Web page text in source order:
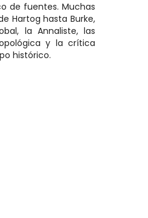
de fuentes. Muchas
Hartog hasta Burke,
la Annaliste, las
y la crítica
histórico.